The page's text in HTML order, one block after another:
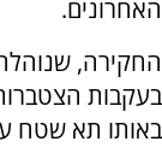
האחרונים.
החקירה,
בעקבות
באותו תא שטח